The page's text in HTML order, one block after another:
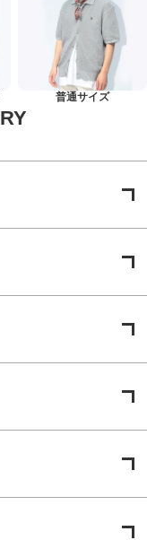
普通サイズ